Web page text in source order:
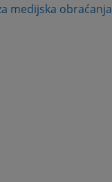
medijska obraćanja